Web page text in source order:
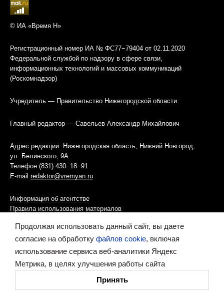
© ИА «Время Н»
Регистрационный номер ИА № ФС77−79404 от 02.11.2020
Федеральной службой по надзору в сфере связи,
информационных технологий и массовых коммуникаций
(Роскомнадзор)
Учредитель — Правительство Нижегородской области
Главный редактор — Савельев Александр Михайлович
Адрес редакции: Нижегородская область, Нижний Новгород,
ул. Белинского, 9А
Телефон (831) 430−18−91
E-mail redaktor@vremyan.ru
Информация об агентстве
Правила использования материалов
Информационная политика использования «cookies»-файлов
Ресурс содержит материалы 16+
Продолжая использовать данный сайт, вы даете
согласие на обработку файлов cookie, включая
использование сервиса веб-аналитики Яндекс
Метрика, в целях улучшения работы сайта
Принять